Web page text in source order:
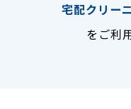
宅配クリー
をご利